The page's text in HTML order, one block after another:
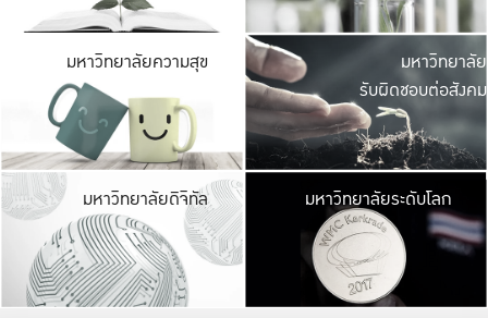
มหาวิทยาลัยความสุข มหาวิ
ค
เปิดประ
และพบเรื่องราวใ
มหาวิทยาลัย
รับผิดชอบต่อสังคม
มหาวิทยาลัยดิจิทัล มหาวิ
เปลี่ยนแปลง แล
เพื่อทำง
ระบบสารสนเทศ
มหาวิทยาลัยระดับโลก